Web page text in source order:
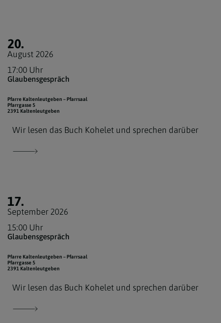
20.
August 2026
17:00 Uhr
Glaubensgespräch
Pfarre Kaltenleutgeben – Pfarrsaal
Pfarrgasse 5
2391 Kaltenleutgeben
Wir lesen das Buch Kohelet und sprechen darüber
17.
September 2026
15:00 Uhr
Glaubensgespräch
Pfarre Kaltenleutgeben – Pfarrsaal
Pfarrgasse 5
2391 Kaltenleutgeben
Wir lesen das Buch Kohelet und sprechen darüber